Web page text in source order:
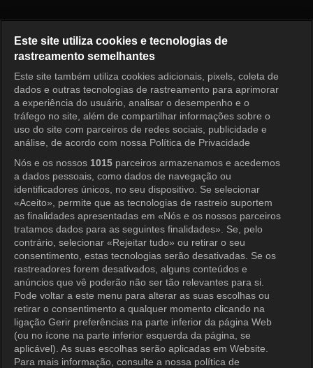
Entrar
Este site utiliza cookies e tecnologias de
rastreamento semelhantes
Este site também utiliza cookies adicionais, pixels, coleta de
dados e outras tecnologias de rastreamento para aprimorar
a experiência do usuário, analisar o desempenho e o
tráfego no site, além de compartilhar informações sobre o
uso do site com parceiros de redes sociais, publicidade e
análise, de acordo com nossa Política de Privacidade
Nós e os nossos 1015 parceiros armazenamos e acedemos
a dados pessoais, como dados de navegação ou
identificadores únicos, no seu dispositivo. Se selecionar
«Aceito», permite que as tecnologias de rastreio suportem
as finalidades apresentadas em «Nós e os nossos parceiros
tratamos dados para as seguintes finalidades». Se, pelo
contrário, selecionar «Rejeitar tudo» ou retirar o seu
consentimento, estas tecnologias serão desativadas. Se os
rastreadores forem desativados, alguns conteúdos e
anúncios que vê poderão não ser tão relevantes para si.
Pode voltar a este menu para alterar as suas escolhas ou
retirar o consentimento a qualquer momento clicando na
ligação Gerir preferências na parte inferior da página Web
(ou no ícone na parte inferior esquerda da página, se
aplicável). As suas escolhas serão aplicadas em Website.
Para mais informação, consulte a nossa política de